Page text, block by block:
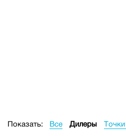
Показать: Все Дилеры